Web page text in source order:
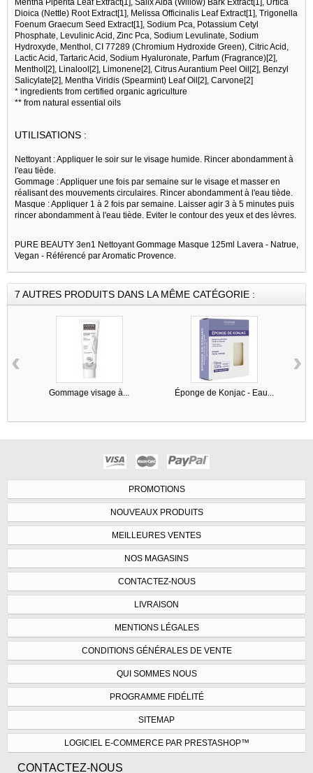
Mentha Piperita Leaf Extract[1], Salix Alba (Willow) Bark Extract[1], Urtica
Dioica (Nettle) Root Extract[1], Melissa Officinalis Leaf Extract[1], Trigonella
Foenum Graecum Seed Extract[1], Sodium Pca, Potassium Cetyl
Phosphate, Levulinic Acid, Zinc Pca, Sodium Levulinate, Sodium
Hydroxyde, Menthol, CI 77289 (Chromium Hydroxide Green), Citric Acid,
Lactic Acid, Tartaric Acid, Sodium Hyaluronate, Parfum (Fragrance)[2],
Menthol[2], Linalool[2], Limonene[2], Citrus Aurantium Peel Oil[2], Benzyl
Salicylate[2], Mentha Viridis (Spearmint) Leaf Oil[2], Carvone[2]
* ingredients from certified organic agriculture
** from natural essential oils
UTILISATIONS :
Nettoyant : Appliquer le soir sur le visage humide. Rincer abondamment à
l'eau tiède.
Gommage : Appliquer une fois par semaine sur le visage et masser en
réalisant des mouvements circulaires. Rincer abondamment à l'eau tiède.
Masque : Appliquer 1 à 2 fois par semaine. Laisser agir 3 à 5 minutes puis
rincer abondamment à l'eau tiède. Eviter le contour des yeux et des lèvres.
PURE BEAUTY 3en1 Nettoyant Gommage Masque 125ml Lavera - Natrue,
Vegan - Référencé par Aromatic Provence.
7 AUTRES PRODUITS DANS LA MÊME CATÉGORIE :
Gommage visage à... Éponge de Konjac - Eau...
‹ ›
PROMOTIONS
NOUVEAUX PRODUITS
MEILLEURES VENTES
NOS MAGASINS
CONTACTEZ-NOUS
LIVRAISON
MENTIONS LÉGALES
CONDITIONS GÉNÉRALES DE VENTE
QUI SOMMES NOUS
PROGRAMME FIDÉLITÉ
SITEMAP
LOGICIEL E-COMMERCE PAR PRESTASHOP™
CONTACTEZ-NOUS